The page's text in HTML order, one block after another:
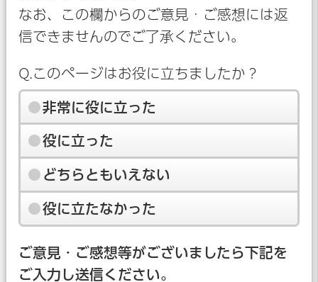
なお、この欄からのご意見・ご感想には返
信できませんのでご了承ください。
Q.このページはお役に立ちましたか？
非常に役に立った
役に立った
どちらともいえない
役に立たなかった
ご意見・ご感想等がございましたら下記を
ご入力し送信ください。